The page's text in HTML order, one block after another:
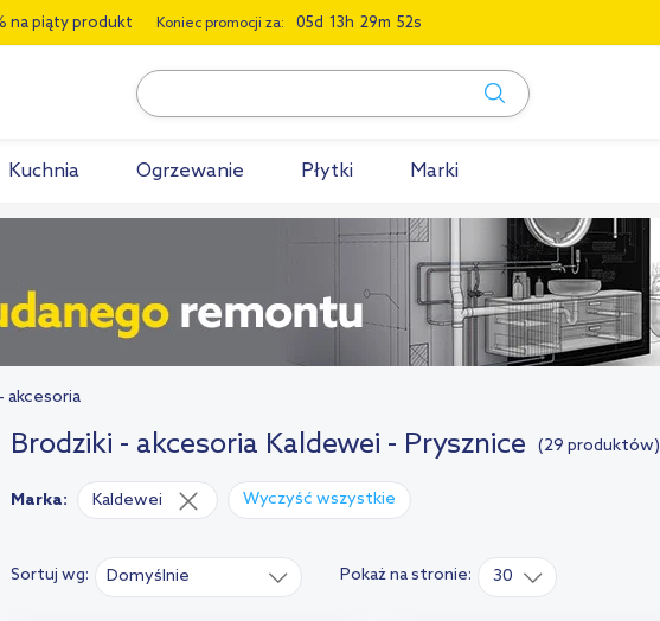
na piąty produkt Koniec promocji za: 05 13 29 51
Kuchnia Ogrzewanie Płytki Marki
akcesoria
Brodziki - akcesoria Kaldewei - Prysznice (29 produktów)
Marka: Kaldewei Wyczyść wszystkie
Sortuj wg: Domyślnie Pokaż na stronie: 30